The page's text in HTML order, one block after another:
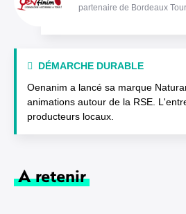
partenaire de Bordeaux
DÉMARCHE DURABLE
Oenanim a lancé sa marque
animations autour de la RSE.
producteurs locaux.
A retenir